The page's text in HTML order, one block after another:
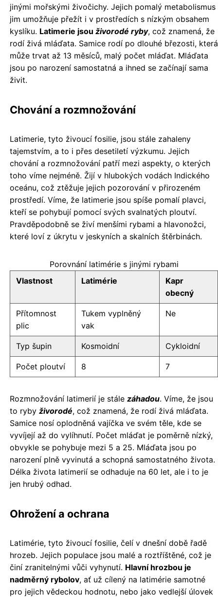
jinými mořskými živočichy. Jejich pomalý metabolismus
jim umožňuje přežít i v prostředích s nízkým obsahem
kyslíku. Latimerie jsou živorodé ryby, což znamená, že
rodí živá mláďata. Samice rodí po dlouhé březosti, která
může trvat až 13 měsíců, malý počet mláďat. Mláďata
jsou po narození samostatná a ihned se začínají sama
živit.
Chování a rozmnožování
Latimerie, tyto živoucí fosilie, jsou stále zahaleny
tajemstvím, a to i přes desetiletí výzkumu. Jejich
chování a rozmnožování patří mezi aspekty, o kterých
toho víme nejméně. Žijí v hlubokých vodách Indického
oceánu, což ztěžuje jejich pozorování v přirozeném
prostředí. Víme, že latimerie jsou spíše pomalí plavci,
kteří se pohybují pomocí svých svalnatých ploutví.
Pravděpodobně se živí menšími rybami a hlavonožci,
které loví z úkrytu v jeskyních a skalních štěrbinách.
Porovnání latimérie s jinými rybami
Vlastnost
Latimérie
Kapr
obecný
Přítomnost
plic
Tukem vyplněný
vak
Ne
Typ šupin Kosmoidní Cykloidní
Počet ploutví 8 7
Rozmnožování latimerií je stále záhadou. Víme, že jsou
to ryby živorodé, což znamená, že rodí živá mláďata.
Samice nosí oplodněná vajíčka ve svém těle, kde se
vyvíjejí až do vylíhnutí. Počet mláďat je poměrně nízký,
obvykle se pohybuje mezi 5 a 25. Mláďata jsou po
narození plně vyvinutá a schopná samostatného života.
Délka života latimerií se odhaduje na 60 let, ale i to je
jen hrubý odhad.
Ohrožení a ochrana
Latimérie, tyto živoucí fosilie, čelí v dnešní době řadě
hrozeb. Jejich populace jsou malé a roztříštěné, což je
činí zranitelnými vůči vyhynutí. Hlavní hrozbou je
nadměrný rybolov, ať už cílený na latimérie samotné
pro jejich vědeckou hodnotu, nebo jako vedlejší úlovek